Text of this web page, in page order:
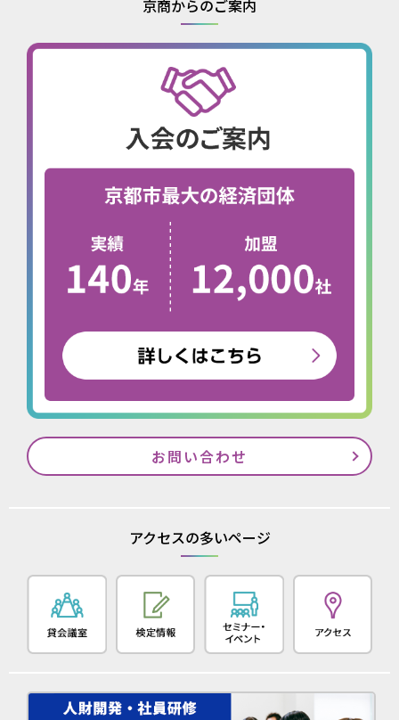
京商からのご案内
お問い合わせ
アクセスの多いページ